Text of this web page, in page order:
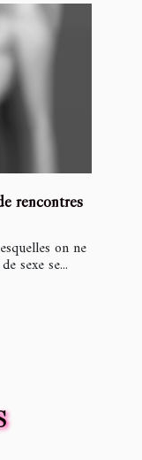
rencontres
on ne
sexe se...